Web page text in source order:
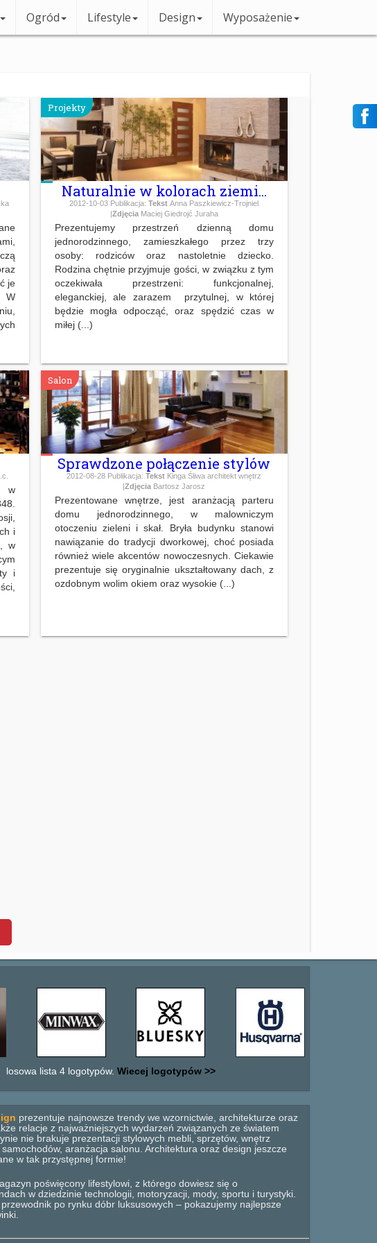
Ogród Lifestyle Design Wyposażenie
je
W
Projekty
Naturalnie w kolorach ziemi...
2012-10-03 Publikacja:TekstAnna Paszkiewicz-Trojniel
|Zdjęcia Maciej Giedrojć Juraha
Prezentujemy przestrzeń dzienną domu
jednorodzinnego, zamieszkałego przez trzy
osoby: rodziców oraz nastoletnie dziecko.
Rodzina chętnie przyjmuje gości, w związku z tym
oczekiwała przestrzeni: funkcjonalnej,
eleganckiej, ale zarazem przytulnej, w której
będzie mogła odpocząć, oraz spędzić czas w
miłej (...)
w
i
w
i
Salon
Sprawdzone połączenie stylów
2012-08-28 Publikacja:Tekst Kinga Śliwa architekt wnętrz
|Zdjęcia Bartosz Jarosz
Prezentowane wnętrze, jest aranżacją parteru
domu jednorodzinnego, w malowniczym
otoczeniu zieleni i skał. Bryła budynku stanowi
nawiązanie do tradycji dworkowej, choć posiada
również wiele akcentów nowoczesnych. Ciekawie
prezentuje się oryginalnie ukształtowany dach, z
ozdobnym wolim okiem oraz wysokie (...)
losowa lista 4 logotypów. Wiecej logotypów >>
prezentuje najnowsze trendy we wzornictwie, architekturze oraz
relacje z najważniejszych wydarzeń związanych ze światem
nie brakuje prezentacji stylowych mebli, sprzętów, wnętrz
aranżacja salonu. Architektura oraz design jeszcze
w tak przystępnej formie!
poświęcony lifestylowi, z którego dowiesz się o
w dziedzinie technologii, motoryzacji, mody, sportu i turystyki.
przewodnik po rynku dóbr luksusowych – pokazujemy najlepsze